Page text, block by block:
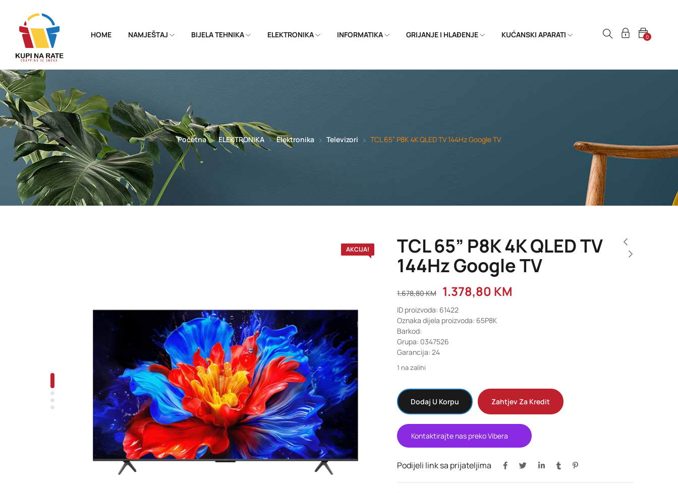
HOME NAMJEŠTAJ BIJELA TEHNIKA ELEKTRONIKA INFORMATIKA GRIJANJE I HLAĐENJE KUĆANSKI APARATI 0
Početna ELEKTRONIKA Elektronika Televizori TCL 65” P8K 4K QLED TV 144Hz Google TV
AKCIJA! TCL 65” P8K 4K QLED TV
144Hz Google TV
1.678,80KM 1.378,80 KM
ID proizvoda: 61422
Oznaka dijela proizvoda: 65P8K
Barkod:
Grupa: 0347526
Garancija: 24
1 na zalihi
Dodaj U Korpu Zahtjev Za Kredit
Kontaktirajte nas preko Vibera
Podijeli link sa prijateljima